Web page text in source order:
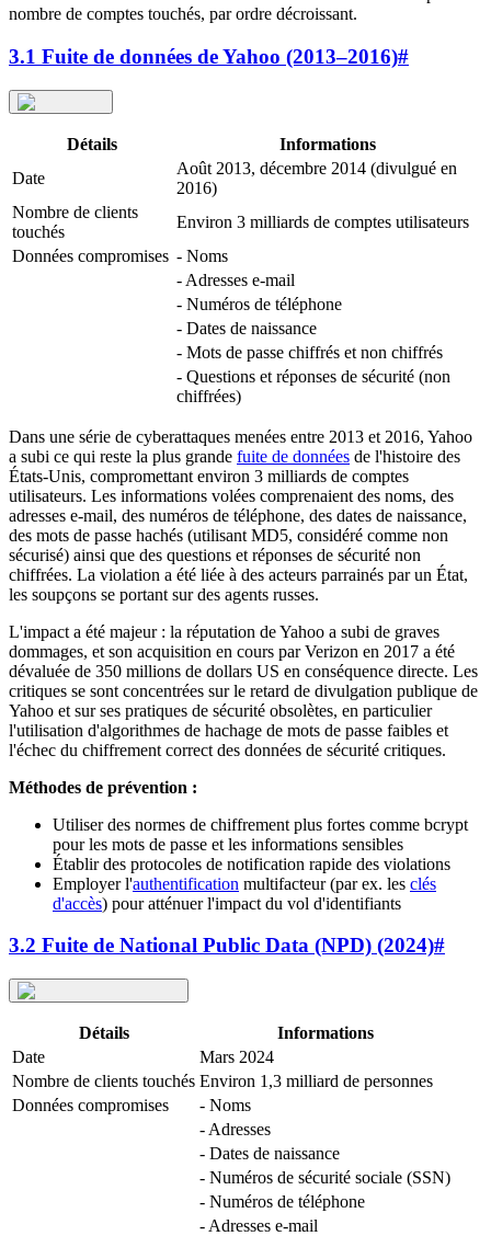
nombre de comptes touchés, par ordre décroissant.
3.1 Fuite de données de Yahoo (2013–2016)#
Détails
Informations
Date
Août 2013, décembre 2014 (divulgué en
2016)
Nombre de clients
touchés
Environ 3 milliards de comptes utilisateurs
Données compromises - Noms
- Adresses e-mail
- Numéros de téléphone
- Dates de naissance
- Mots de passe chiffrés et non chiffrés
- Questions et réponses de sécurité (non
chiffrées)
Dans une série de cyberattaques menées entre 2013 et 2016, Yahoo
a subi ce qui reste la plus grande fuite de données de l'histoire des
États-Unis, compromettant environ 3 milliards de comptes
utilisateurs. Les informations volées comprenaient des noms, des
adresses e-mail, des numéros de téléphone, des dates de naissance,
des mots de passe hachés (utilisant MD5, considéré comme non
sécurisé) ainsi que des questions et réponses de sécurité non
chiffrées. La violation a été liée à des acteurs parrainés par un État,
les soupçons se portant sur des agents russes.
L'impact a été majeur : la réputation de Yahoo a subi de graves
dommages, et son acquisition en cours par Verizon en 2017 a été
dévaluée de 350 millions de dollars US en conséquence directe. Les
critiques se sont concentrées sur le retard de divulgation publique de
Yahoo et sur ses pratiques de sécurité obsolètes, en particulier
l'utilisation d'algorithmes de hachage de mots de passe faibles et
l'échec du chiffrement correct des données de sécurité critiques.
Méthodes de prévention :
Utiliser des normes de chiffrement plus fortes comme bcrypt
pour les mots de passe et les informations sensibles
Établir des protocoles de notification rapide des violations
Employer l'authentification multifacteur (par ex. les clés
d'accès) pour atténuer l'impact du vol d'identifiants
3.2 Fuite de National Public Data (NPD) (2024)#
Détails
Informations
Date
Mars 2024
Nombre de clients touchés Environ 1,3 milliard de personnes
Données compromises
- Noms
- Adresses
- Dates de naissance
- Numéros de sécurité sociale (SSN)
- Numéros de téléphone
- Adresses e-mail